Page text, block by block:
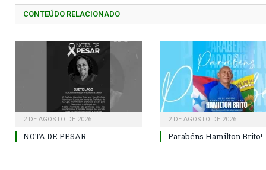
CONTEÚDO RELACIONADO
2 DE AGOSTO DE 2026
NOTA DE PESAR.
2 DE AGOSTO DE 2026
Parabéns Hamilton Brito!